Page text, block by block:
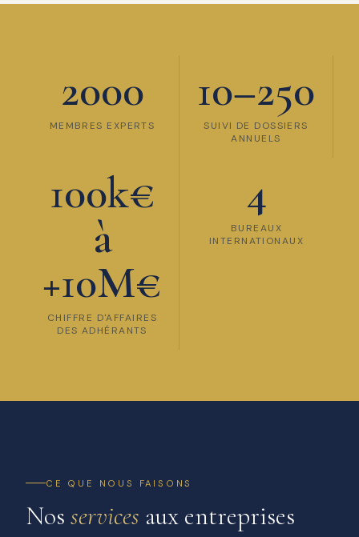
2000
MEMBRES EXPERTS
10–250
SUIVI DE DOSSIERS
ANNUELS
100k€
à
+10M€
CHIFFRE D'AFFAIRES
DES ADHÉRANTS
4
BUREAUX
INTERNATIONAUX
CE QUE NOUS FAISONS
Nos services aux entreprises